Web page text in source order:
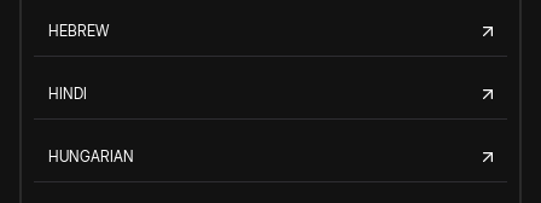
HEBREW
HINDI
HUNGARIAN